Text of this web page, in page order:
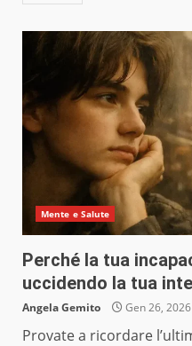
Mente e Salute
Perché la tua
uccidendo la tua
Angela Gemito Gen 26, 2026
Provate a ricordare